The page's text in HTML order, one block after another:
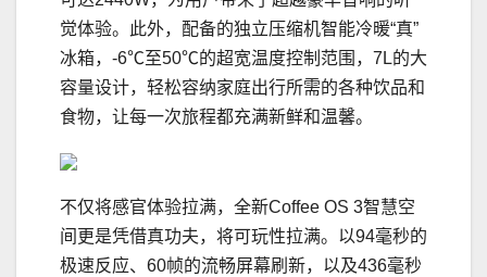
觉体验。此外，配备的独立压缩机智能冷暖“真”
冰箱，-6℃至50℃的超宽温度控制范围，7L的大
容量设计，轻松容纳家庭出行所需的各种饮品和
食物，让每一次旅程都充满新鲜和温馨。
不仅将感官体验拉满，全新Coffee OS 3智慧空
间更是凭借真功夫，将可玩性拉满。以94毫秒的
极速反应、60帧的流畅屏幕刷新，以及436毫秒